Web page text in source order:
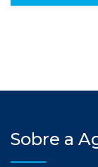
Sobre a